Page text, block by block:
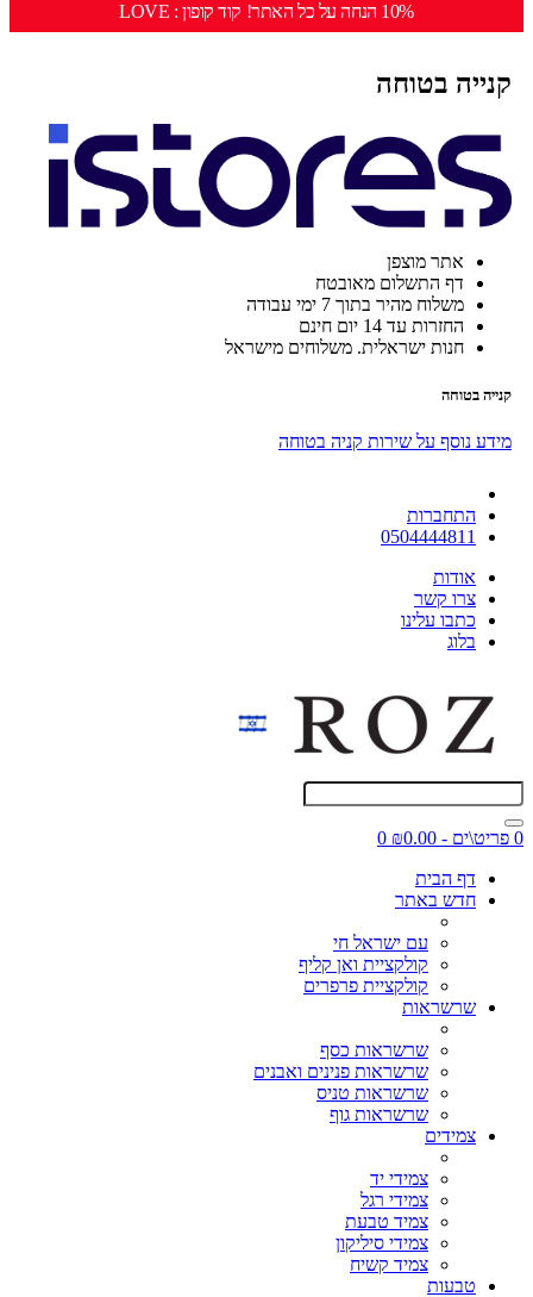
10% הנחה על כל האתר! קוד קופון : LOVE
קנייה בטוחה
אתר מוצפן
דף התשלום מאובטח
משלוח מהיר בתוך 7 ימי עבודה
החזרות עד 14 יום חינם
חנות ישראלית. משלוחים מישראל
קנייה בטוחה
מידע נוסף על שירות קניה בטוחה
התחברות
0504444811
אודות
צרו קשר
כתבו עלינו
בלוג
0 פריט\ים - ₪0.00
0
דף הבית
חדש באתר
עם ישראל חי
קולקציית ואן קליף
קולקציית פרפרים
שרשראות
שרשראות כסף
שרשראות פנינים ואבנים
שרשראות טניס
שרשראות גוף
צמידים
צמידי יד
צמידי רגל
צמיד טבעת
צמידי סיליקון
צמיד קשיח
טבעות